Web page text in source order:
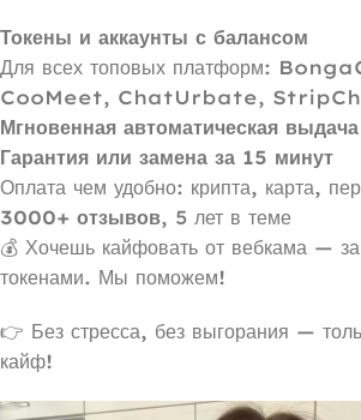
Токены и аккаунты с балансом
Для всех топовых платформ:
CooMeet, ChatUrbate,
Мгновенная автоматическая выдача
Гарантия или замена за 15 минут
Оплата чем удобно: крипта, карта,
3000+ отзывов, 5 лет в теме
💰 Хочешь кайфовать от вебкама —
токенами. Мы поможем!
👉 Без стресса, без выгорания —
кайф!